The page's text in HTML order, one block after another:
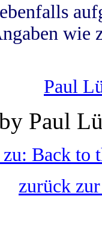
wie
Paul
Paul
Back to
zurück